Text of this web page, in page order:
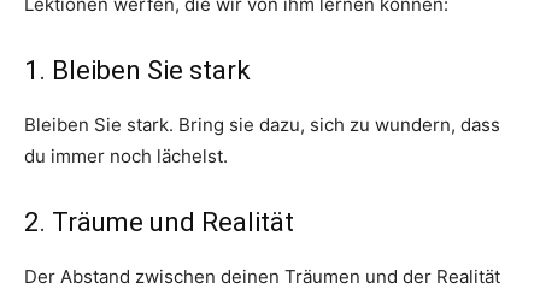
1. Bleiben Sie stark
Bleiben Sie stark. Bring sie dazu, sich zu wundern, dass
du immer noch lächelst.
2. Träume und Realität
Der Abstand zwischen deinen Träumen und der Realität